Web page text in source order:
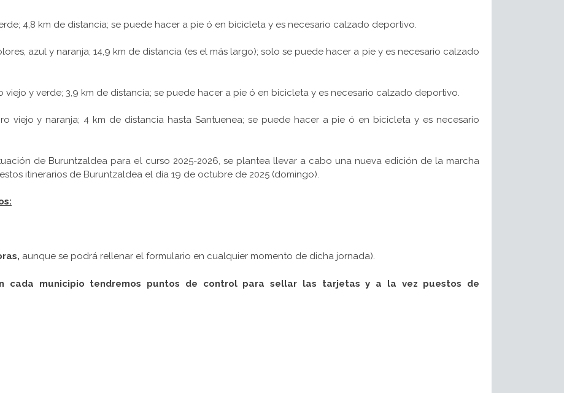
4,8 km de distancia; se puede hacer a pie ó en bicicleta y es necesario calzado deportivo.
azul y naranja; 14,9 km de distancia (es el más largo); solo se puede hacer a pie y es necesario calzado
viejo y verde; 3,9 km de distancia; se puede hacer a pie ó en bicicleta y es necesario calzado deportivo.
oro viejo y naranja; 4 km de distancia hasta Santuenea; se puede hacer a pie ó en bicicleta y es necesario
de Buruntzaldea para el curso 2025-2026, se plantea llevar a cabo una nueva edición de la marcha
itinerarios de Buruntzaldea el día 19 de octubre de 2025 (domingo).
aunque se podrá rellenar el formulario en cualquier momento de dicha jornada).
En cada municipio tendremos puntos de control para sellar las tarjetas y a la vez puestos de